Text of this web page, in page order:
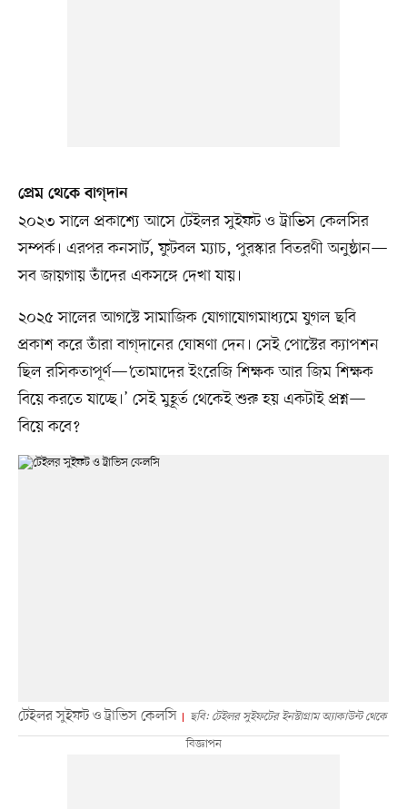
প্রেম থেকে বাগ্‌দান
২০২৩ সালে প্রকাশ্যে আসে টেইলর সুইফট ও ট্রাভিস কেলসির
সম্পর্ক। এরপর কনসার্ট, ফুটবল ম্যাচ, পুরস্কার বিতরণী অনুষ্ঠান—
সব জায়গায় তাঁদের একসঙ্গে দেখা যায়।
২০২৫ সালের আগস্টে সামাজিক যোগাযোগমাধ্যমে যুগল ছবি
প্রকাশ করে তাঁরা বাগ্‌দানের ঘোষণা দেন। সেই পোস্টের ক্যাপশন
ছিল রসিকতাপূর্ণ—‘তোমাদের ইংরেজি শিক্ষক আর জিম শিক্ষক
বিয়ে করতে যাচ্ছে।’ সেই মুহূর্ত থেকেই শুরু হয় একটাই প্রশ্ন—
বিয়ে কবে?
টেইলর সুইফট ও ট্রাভিস কেলসি ছবি: টেইলর সুইফটের ইনস্টাগ্রাম অ্যাকাউন্ট থেকে